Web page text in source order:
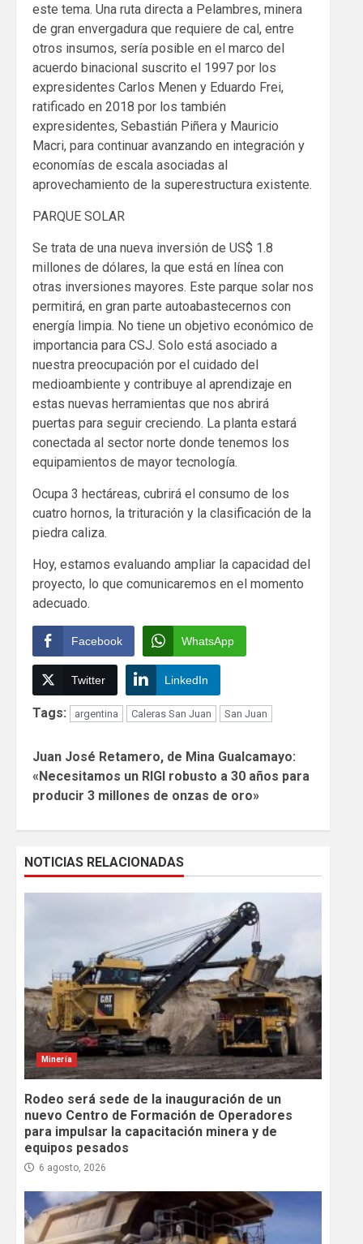
este tema. Una ruta directa a Pelambres, minera
de gran envergadura que requiere de cal, entre
otros insumos, sería posible en el marco del
acuerdo binacional suscrito el 1997 por los
expresidentes Carlos Menen y Eduardo Frei,
ratificado en 2018 por los también
expresidentes, Sebastián Piñera y Mauricio
Macri, para continuar avanzando en integración y
economías de escala asociadas al
aprovechamiento de la superestructura existente.
PARQUE SOLAR
Se trata de una nueva inversión de US$ 1.8
millones de dólares, la que está en línea con
otras inversiones mayores. Este parque solar nos
permitirá, en gran parte autoabastecernos con
energía limpia. No tiene un objetivo económico de
importancia para CSJ. Solo está asociado a
nuestra preocupación por el cuidado del
medioambiente y contribuye al aprendizaje en
estas nuevas herramientas que nos abrirá
puertas para seguir creciendo. La planta estará
conectada al sector norte donde tenemos los
equipamientos de mayor tecnología.
Ocupa 3 hectáreas, cubrirá el consumo de los
cuatro hornos, la trituración y la clasificación de la
piedra caliza.
Hoy, estamos evaluando ampliar la capacidad del
proyecto, lo que comunicaremos en el momento
adecuado.
Facebook WhatsApp
Twitter LinkedIn
Tags: argentina Caleras San Juan San Juan
Reading
Juan José Retamero, de Mina Gualcamayo:
«Necesitamos un RIGI robusto a 30 años para
producir 3 millones de onzas de oro»
NOTICIAS RELACIONADAS
Minería
Rodeo será sede de la inauguración de un
nuevo Centro de Formación de Operadores
para impulsar la capacitación minera y de
equipos pesados
6 agosto, 2026